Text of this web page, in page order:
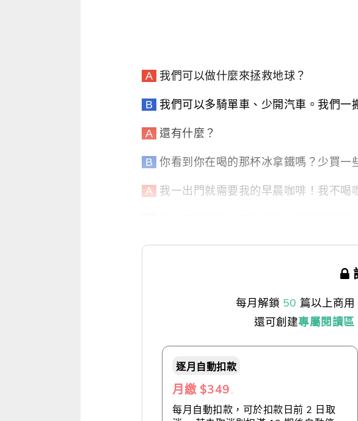
A 我們可以做什麼來拯救地球？
B 我們可以多騎單車、少開汽車。我們
A 還有什麼？
B 你看到你在喝的那杯冰拿鐵嗎？少買一
A 我一出門就需要我的早晨咖啡！我不喝
每月解鎖 50 篇以上商
還可創建專屬閱讀區
逐月自動扣款
月繳 $349
每月自動扣款，可於扣款日前 2 日取